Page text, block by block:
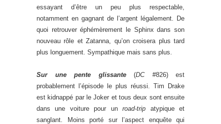
essayant d’être un peu plus respectable,
notamment en gagnant de l’argent légalement. De
quoi retrouver éphémèrement le Sphinx dans son
nouveau rôle et Zatanna, qu’on croisera plus tard
plus longuement. Sympathique mais sans plus.
Sur une pente glissante(DC#826) est
probablement l’épisode le plus réussi. Tim Drake
est kidnappé par le Joker et tous deux sont ensuite
dans une voiture pour unroad-trip atypique et
sanglant. Moins porté sur l’aspect enquête qui